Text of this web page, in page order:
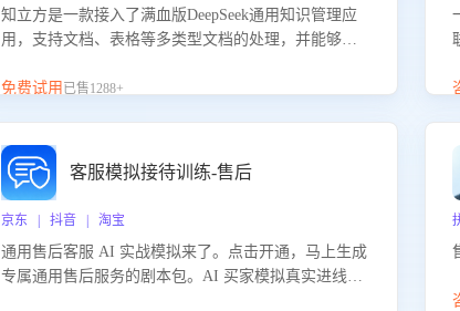
知立方是一款接入了满血版DeepSeek通用知识管理应
用，支持文档、表格等多类型文档的处理，并能够基
景提供强大的知识支持，帮助用户高效管理和利用知
免费试用 已售1288+
客服模拟接待训练-售后
京东 | 抖音 | 淘宝
通用售后客服 AI 实战模拟来了。点击开通，马上生成
专属通用售后服务的剧本包。AI 买家模拟真实进线咨